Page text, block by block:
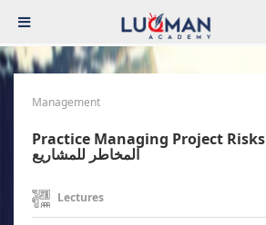
Management
Practice Managing Project Risks تطبيق إدارة
المخاطر للمشاريع
Lectures